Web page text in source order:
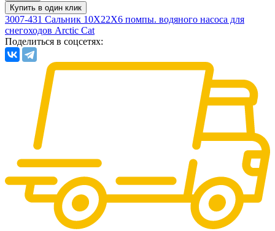
Купить в один клик
3007-431 Сальник 10X22X6 помпы. водяного насоса для
снегоходов Arctic Cat
Поделиться в соцсетях: